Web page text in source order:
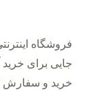
فروشگاه
جایی برای
خرید و سفارش